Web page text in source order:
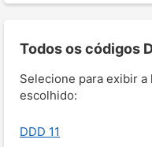
Todos os códigos
Selecione para exibir a
escolhido:
DDD 11